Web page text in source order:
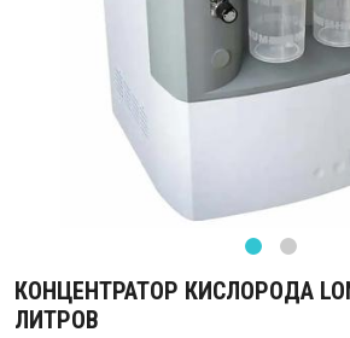
КОНЦЕНТРАТОР КИСЛОРОДА
ЛИТРОВ